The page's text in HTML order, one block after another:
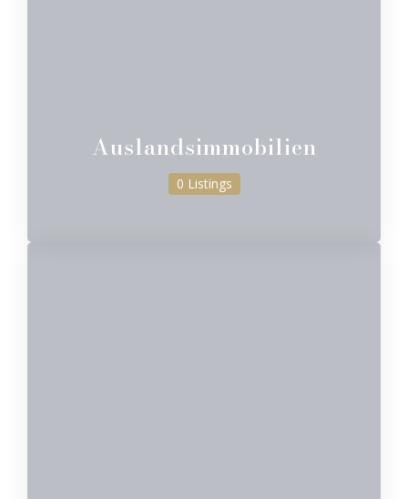
Auslandsimmobilien
0 Listings